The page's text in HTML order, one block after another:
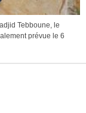
Tebboune, le
prévue le 6